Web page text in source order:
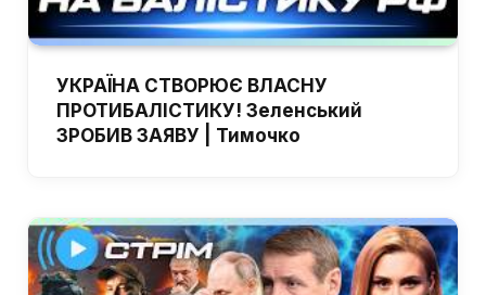
УКРАЇНА СТВОРЮЄ ВЛАСНУ
ПРОТИБАЛІСТИКУ! Зеленський
ЗРОБИВ ЗАЯВУ | Тимочко